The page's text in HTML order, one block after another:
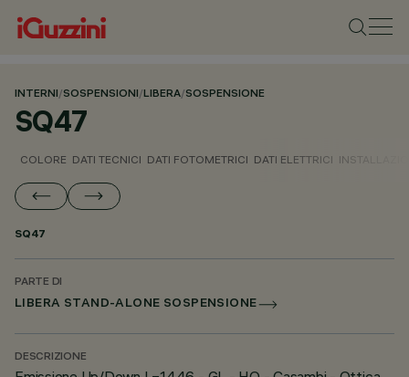
INTERNI/SOSPENSIONI/LIBERA/SOSPENSIONE
SQ47
COLORE DATI TECNICI DATI FOTOMETRICI DATI ELETTRICI
SQ47
PARTE DI
LIBERA STAND-ALONE SOSPENSIONE
DESCRIZIONE